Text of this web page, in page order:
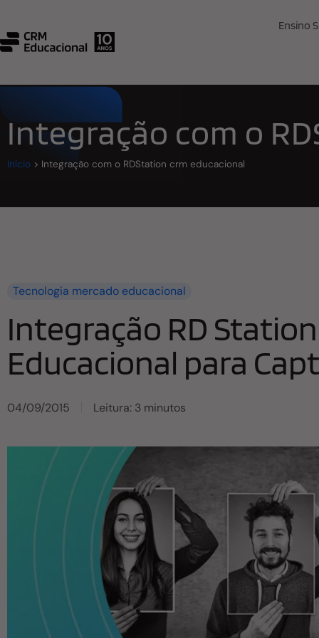
Ensino
Integração com o
Início > Integração com o RDStation crm educacional
Tecnologia mercado educacional
Integração RD Station
Educacional para
04/09/2015 Leitura: 3 minutos